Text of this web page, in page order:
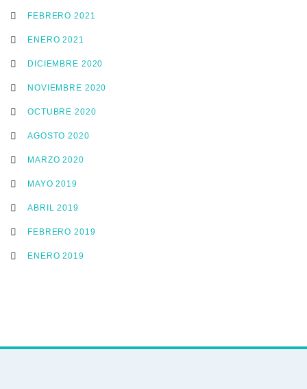
FEBRERO 2021
ENERO 2021
DICIEMBRE 2020
NOVIEMBRE 2020
OCTUBRE 2020
AGOSTO 2020
MARZO 2020
MAYO 2019
ABRIL 2019
FEBRERO 2019
ENERO 2019